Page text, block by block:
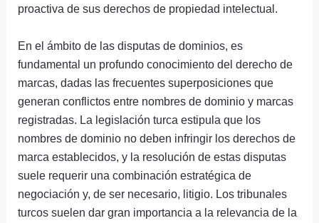
proactiva de sus derechos de propiedad intelectual.
En el ámbito de las disputas de dominios, es
fundamental un profundo conocimiento del derecho de
marcas, dadas las frecuentes superposiciones que
generan conflictos entre nombres de dominio y marcas
registradas. La legislación turca estipula que los
nombres de dominio no deben infringir los derechos de
marca establecidos, y la resolución de estas disputas
suele requerir una combinación estratégica de
negociación y, de ser necesario, litigio. Los tribunales
turcos suelen dar gran importancia a la relevancia de la